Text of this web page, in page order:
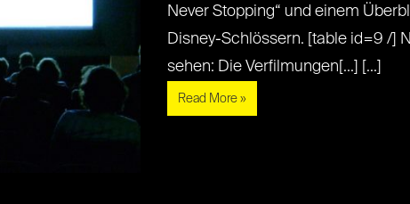
Never Stopping“ und einem
Disney-Schlössern. [table id=9 /]
sehen: Die Verfilmungen[...] [...]
Read More »